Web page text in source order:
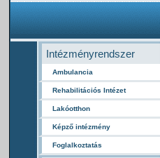
Intézményrendszer
Ambulancia
Rehabilitációs Intézet
Lakóotthon
Képző intézmény
Foglalkoztatás